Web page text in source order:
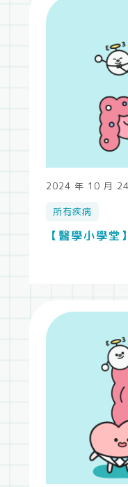
2024 年 10 月
所有疾病
【醫學小學